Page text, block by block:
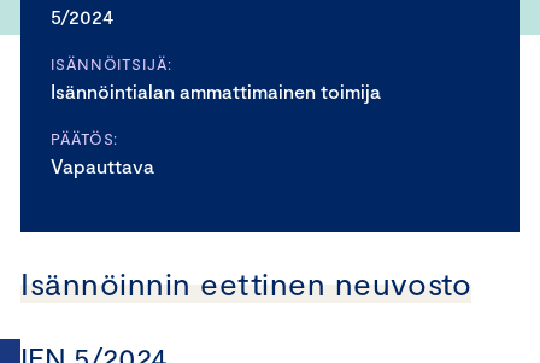
5/2024
ISÄNNÖITSIJÄ:
Isännöintialan ammattimainen toimija
PÄÄTÖS:
Vapauttava
Isännöinnin eettinen neuvosto